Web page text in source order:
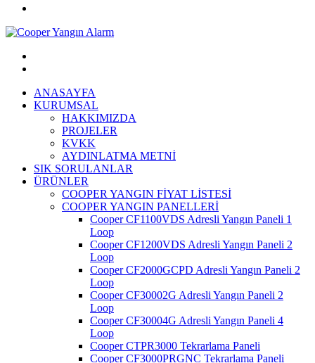
ANASAYFA
KURUMSAL
HAKKIMIZDA
PROJELER
KVKK
AYDINLATMA METNİ
SIK SORULANLAR
ÜRÜNLER
COOPER YANGIN FİYAT LİSTESİ
COOPER YANGIN PANELLERİ
Cooper CF1100VDS Adresli Yangın Paneli 1
Loop
Cooper CF1200VDS Adresli Yangın Paneli 2
Loop
Cooper CF2000GCPD Adresli Yangın Paneli 2
Loop
Cooper CF30002G Adresli Yangın Paneli 2
Loop
Cooper CF30004G Adresli Yangın Paneli 4
Loop
Cooper CTPR3000 Tekrarlama Paneli
Cooper CF3000PRGNC Tekrarlama Paneli